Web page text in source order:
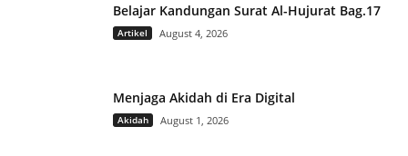
Belajar Kandungan Surat Al-Hujurat Bag.17
Artikel August 4, 2026
Menjaga Akidah di Era Digital
Akidah August 1, 2026